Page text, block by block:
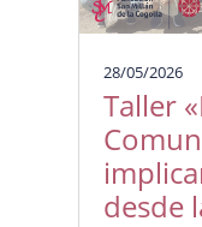
28/05/2026
Taller
desde